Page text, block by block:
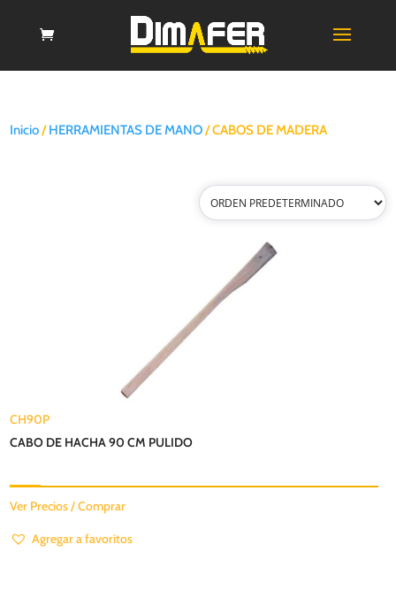
Inicio/HERRAMIENTAS DE MANO/ CABOS DE MADERA
CH90P
CABO DE HACHA 90 CM PULIDO
Ver Precios / Comprar
Agregar a favoritos